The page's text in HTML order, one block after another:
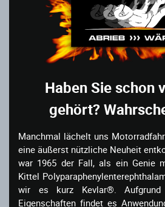
Haben Sie schon
gehört?
Manchmal lächelt uns
eine äußerst nützliche Neuheit
war 1965 der Fall, als ein Genie
Kittel
wir es kurz Kevlar®. Aufgrund
Eigenschaften findet es